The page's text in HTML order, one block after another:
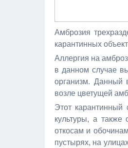
Амброзия
карантинных
Аллергия на
в данном случае
организм. Данный
возле цветущей
Этот карантинный
культуры, а также
откосам и
пустырях, на